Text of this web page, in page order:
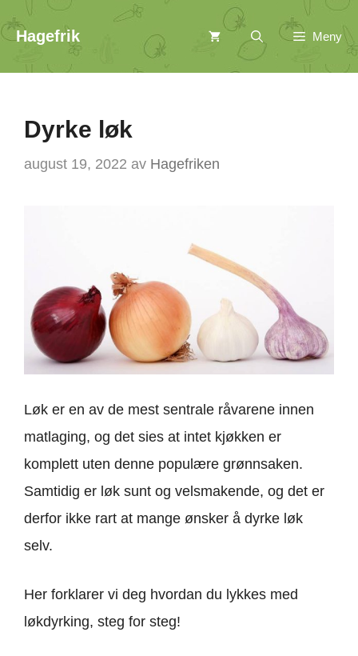
Hopp
til
innhold
Hagefrik Meny
Dyrke løk
august 19, 2022 av Hagefriken
Løk er en av de mest sentrale råvarene innen
matlaging, og det sies at intet kjøkken er
komplett uten denne populære grønnsaken.
Samtidig er løk sunt og velsmakende, og det er
derfor ikke rart at mange ønsker å dyrke løk
selv.
Her forklarer vi deg hvordan du lykkes med
løkdyrking, steg for steg!